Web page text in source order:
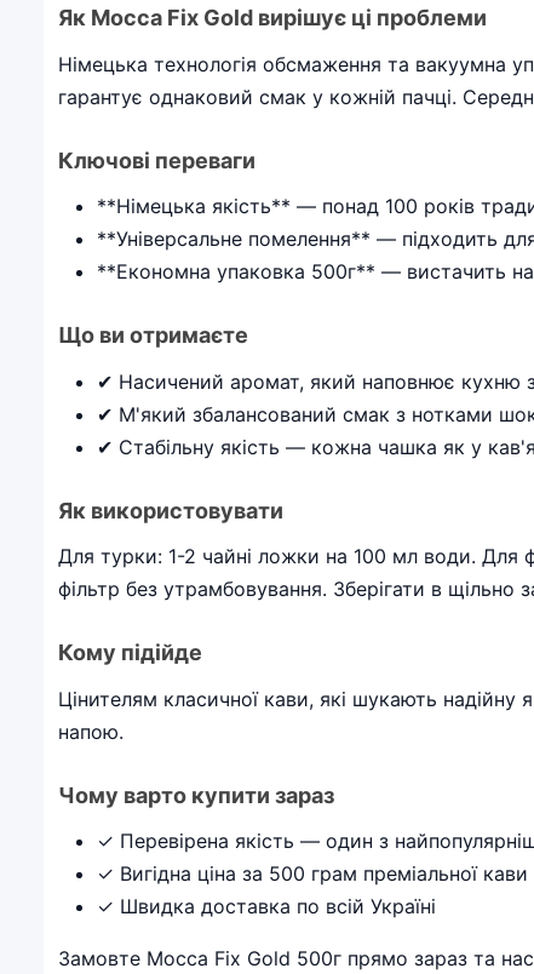
Як Mocca Fix Gold вирішує ці проблеми
Німецька технологія обсмаження та вакуумна
гарантує однаковий смак у кожній пачці.
Ключові переваги
**Німецька якість** — понад 100 років
**Універсальне помелення** — підходить
**Економна упаковка 500г** — вистачить
Що ви отримаєте
✔ Насичений аромат, який наповнює кухню
✔ М'який збалансований смак з нотками
✔ Стабільну якість — кожна чашка як у
Як використовувати
Для турки: 1-2 чайні ложки на 100 мл води. Для
фільтр без утрамбовування. Зберігати в щільно
Кому підійде
Цінителям класичної кави, які шукають
напою.
Чому варто купити зараз
✓ Перевірена якість — один з
✓ Вигідна ціна за 500 грам преміальної кави
✓ Швидка доставка по всій Україні
Замовте Mocca Fix Gold 500г прямо зараз та